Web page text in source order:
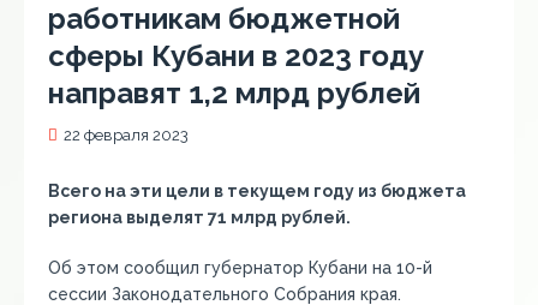
работникам бюджетной
сферы Кубани в 2023 году
направят 1,2 млрд рублей
22 февраля 2023
Всего на эти цели в текущем году из бюджета
региона выделят 71 млрд рублей.
Об этом сообщил губернатор Кубани на 10-й
сессии Законодательного Собрания края.